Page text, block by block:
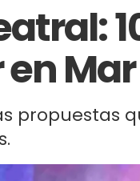
propuestas